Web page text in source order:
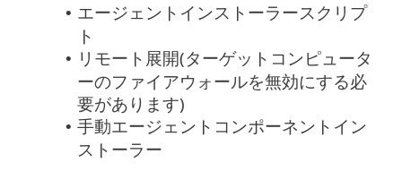
• エージェントインストーラースクリプ
ト
• リモート展開(ターゲットコンピュータ
ーのファイアウォールを無効にする必
要があります)
• 手動エージェントコンポーネントイン
ストーラー